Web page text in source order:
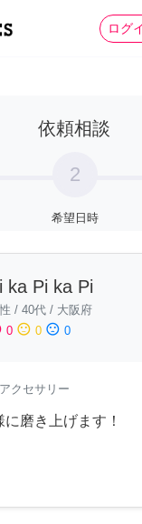
ログ
家
依頼相談
2
希望日時
ka Pi ka Pi
/ 40代 / 大阪府
0 sentiment_neutral 0 sentiment_dissatisfied 0
クセサリー
磨き上げます！